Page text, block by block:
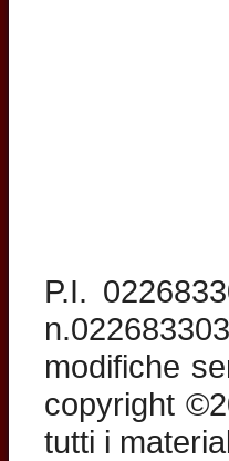
P.I.
modifiche
copyright
tutti i